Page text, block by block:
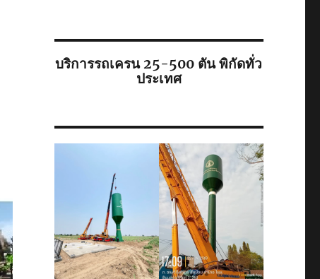
บริการรถเครน 25-500 ตัน พิกัดทั่ว
ประเทศ